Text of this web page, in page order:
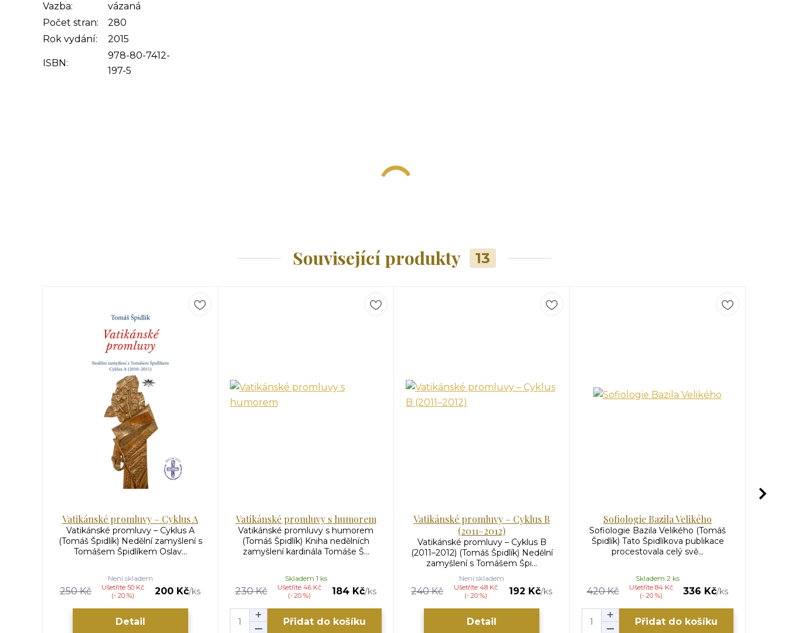
Vazba:
vázaná
Počet stran:
280
Rok vydání:
2015
ISBN:
978-80-7412-
197-5
Související produkty 13
Vatikánské promluvy – Cyklus A
Vatikánské promluvy – Cyklus A
(Tomáš Špidlík) Nedělní zamyšlení s
Tomášem Špidlíkem Oslav...
250 Kč
Ušetříte 50 Kč
(- 20 %)
200 Kč/ks
Není skladem
Detail
Vatikánské promluvy s humorem
Vatikánské promluvy s humorem
(Tomáš Špidlík) Kniha nedělních
zamyšlení kardinála Tomáše Š...
230 Kč
Ušetříte 46 Kč
(- 20 %)
184 Kč/ks
Skladem 1 ks
Přidat do košíku
Vatikánské promluvy – Cyklus B
(2011–2012)
Vatikánské promluvy – Cyklus B
(2011–2012) (Tomáš Špidlík) Nedělní
zamyšlení s Tomášem Špi...
240 Kč
Ušetříte 48 Kč
(- 20 %)
192 Kč/ks
Není skladem
Detail
Sofiologie Bazila Velikého
Sofiologie Bazila Velikého (Tomáš
Špidlík) Tato Špidlíkova publikace
procestovala celý svě...
420 Kč
Ušetříte 84 Kč
(- 20 %)
336 Kč/ks
Skladem 2 ks
Přidat do košíku